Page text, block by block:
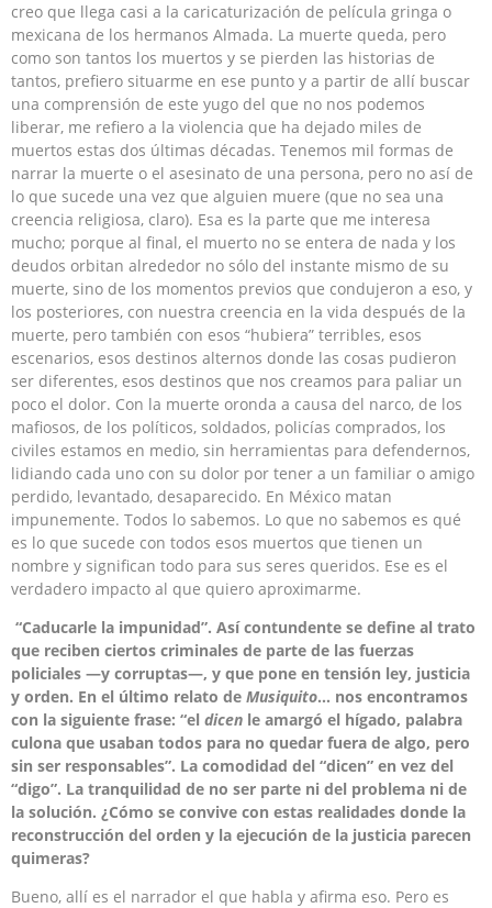
creo que llega casi a la caricaturización de película gringa o
mexicana de los hermanos Almada. La muerte queda, pero
como son tantos los muertos y se pierden las historias de
tantos, prefiero situarme en ese punto y a partir de allí buscar
una comprensión de este yugo del que no nos podemos
liberar, me refiero a la violencia que ha dejado miles de
muertos estas dos últimas décadas. Tenemos mil formas de
narrar la muerte o el asesinato de una persona, pero no así de
lo que sucede una vez que alguien muere (que no sea una
creencia religiosa, claro). Esa es la parte que me interesa
mucho; porque al final, el muerto no se entera de nada y los
deudos orbitan alrededor no sólo del instante mismo de su
muerte, sino de los momentos previos que condujeron a eso, y
los posteriores, con nuestra creencia en la vida después de la
muerte, pero también con esos “hubiera” terribles, esos
escenarios, esos destinos alternos donde las cosas pudieron
ser diferentes, esos destinos que nos creamos para paliar un
poco el dolor. Con la muerte oronda a causa del narco, de los
mafiosos, de los políticos, soldados, policías comprados, los
civiles estamos en medio, sin herramientas para defendernos,
lidiando cada uno con su dolor por tener a un familiar o amigo
perdido, levantado, desaparecido. En México matan
impunemente. Todos lo sabemos. Lo que no sabemos es qué
es lo que sucede con todos esos muertos que tienen un
nombre y significan todo para sus seres queridos. Ese es el
verdadero impacto al que quiero aproximarme.
“Caducarle la impunidad”. Así contundente se define al trato
que reciben ciertos criminales de parte de las fuerzas
policiales —y corruptas—, y que pone en tensión ley, justicia
y orden. En el último relato de Musiquito… nos encontramos
con la siguiente frase: “el dicen le amargó el hígado, palabra
culona que usaban todos para no quedar fuera de algo, pero
sin ser responsables”. La comodidad del “dicen” en vez del
“digo”. La tranquilidad de no ser parte ni del problema ni de
la solución. ¿Cómo se convive con estas realidades donde la
reconstrucción del orden y la ejecución de la justicia parecen
quimeras?
Bueno, allí es el narrador el que habla y afirma eso. Pero es